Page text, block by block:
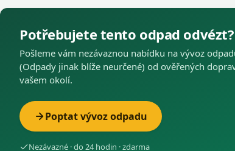
Potřebujete tento odpad odvézt?
Pošleme vám nezávaznou nabídku na vývoz
(Odpady jinak blíže neurčené) od ověřených
vašem okolí.
Poptat vývoz odpadu
Nezávazné · do 24 hodin · zdarma